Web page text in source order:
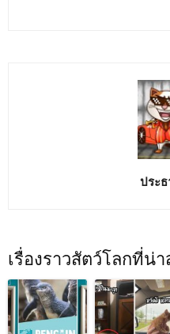
ประ
เรื่องราวสัตว์โลกที่น่า